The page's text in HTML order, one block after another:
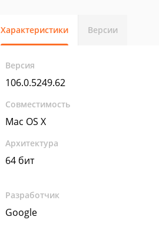
Характеристики Версии
Версия
106.0.5249.62
Совместимость
Mac OS X
Архитектура
64 бит
Разработчик
Google